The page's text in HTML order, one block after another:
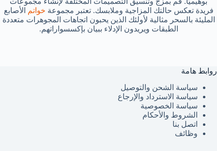
فريدة تعكس حالتك المزاجية وملابسك. تعتبر مجموعة خواتم
الأصابع
المليئة بالسحر مثالية لأولئك الذين يحبون اتجاهات المجوهرات متعددة
الطبقات ويريدون الإدلاء ببيان بإكسسواراتهم.
روابط هامة
سياسة الشحن والتوصيل
سياسة الاسترداد والإرجاع
سياسة الخصوصية
الشروط والأحكام
اتصل بنا
وظائف